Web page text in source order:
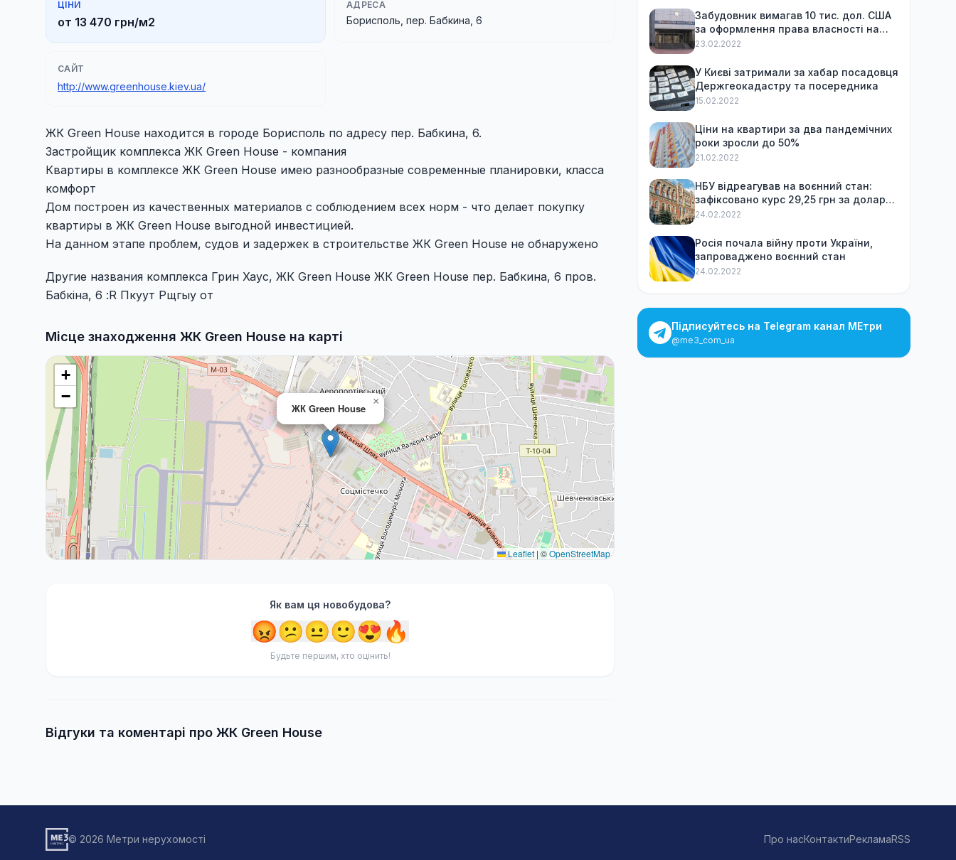
ЦІНИ
от 13 470 грн/м2
АДРЕСА
Борисполь, пер. Бабкина, 6
САЙТ
http://www.greenhouse.kiev.ua/
ЖК Green House находится в городе Борисполь по адресу пер. Бабкина, 6.
Застройщик комплекса ЖК Green House - компания
Квартиры в комплексе ЖК Green House имею разнообразные современные планировки, класса
комфорт
Дом построен из качественных материалов с соблюдением всех норм - что делает покупку
квартиры в ЖК Green House выгодной инвестицией.
На данном этапе проблем, судов и задержек в строительстве ЖК Green House не обнаружено
Другие названия комплекса Грин Хаус, ЖК Green House ЖК Green House пер. Бабкина, 6 пров.
Бабкіна, 6 :R Пкуут Рщгыу от
Місце знаходження ЖК Green House на карті
ЖК Green House
×
+
−
Leaflet | ©OpenStreetMap
Як вам ця новобудова?
😡😕😐🙂😍🔥
Будьте першим, хто оцінить!
Відгуки та коментарі про ЖК Green House
Забудовник вимагав 10 тис. дол. США
за оформлення права власності на
вже куплену квартиру
23.02.2022
У Києві затримали за хабар посадовця
Держгеокадастру та посередника
15.02.2022
Ціни на квартири за два пандемічних
роки зросли до 50%
21.02.2022
НБУ відреагував на воєнний стан:
зафіксовано курс 29,25 грн за долар
та обмежив зняття готівки
24.02.2022
Росія почала війну проти України,
запроваджено воєнний стан
24.02.2022
Підписуйтесь на Telegram канал МЕтри
@me3_com_ua
© 2026 Метри нерухомості Про насКонтактиРекламаRSS